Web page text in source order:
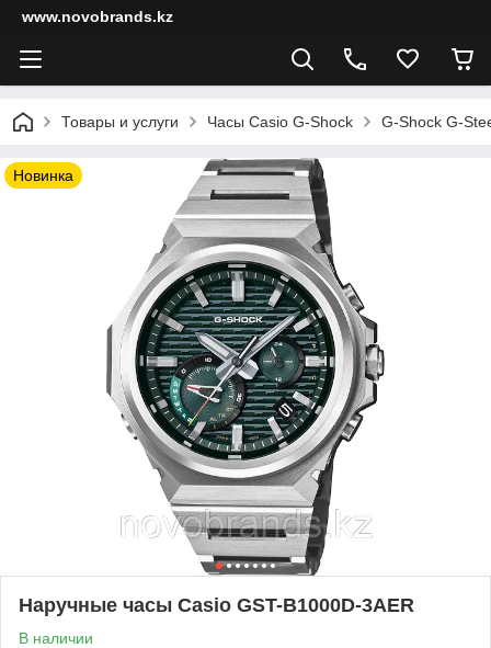
www.novobrands.kz
Товары и услуги Часы Casio G-Shock G-Shock G-
Новинка
Наручные часы Casio GST-B1000D-3AER
В наличии